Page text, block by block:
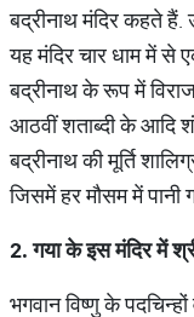
बद्रीनाथ मंदिर कहते
यह मंदिर चार धाम में से
बद्रीनाथ के रूप में
आठवीं शताब्दी के आदि
बद्रीनाथ की मूर्ति
जिसमें हर मौसम में पानी
2. गया के इस मंदिर में
भगवान विष्णु के